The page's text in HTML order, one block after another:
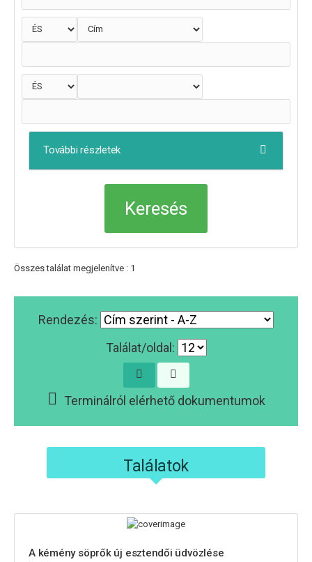
További részletek
Összes találat megjelenítve : 1
Rendezés:
Találat/oldal:
Terminálról elérhető dokumentumok
Találatok
A kémény söprők új esztendői üdvözlése